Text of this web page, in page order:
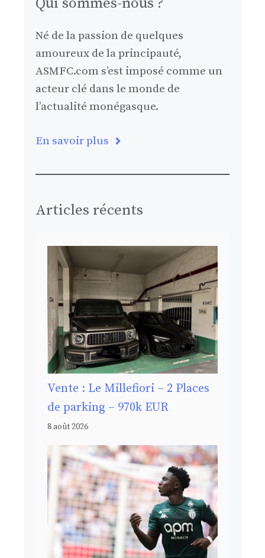
Né de la passion de quelques
amoureux de la principauté,
ASMFC.com s’est imposé comme un
acteur clé dans le monde de
l’actualité monégasque.
En savoir plus
Articles récents
Vente : Le Millefiori – 2 Places
de parking – 970k EUR
8 août 2026